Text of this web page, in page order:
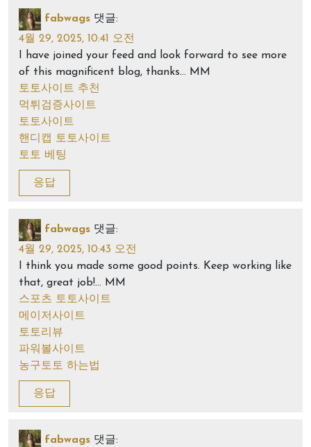
fabwags 댓글:
4월 29, 2025, 10:41 오전
I have joined your feed and look forward to see more
of this magnificent blog, thanks… MM
토토사이트 추천
먹튀검증사이트
토토사이트
핸디캡 토토사이트
토토 베팅
응답
fabwags 댓글:
4월 29, 2025, 10:43 오전
I think you made some good points. Keep working like
that, great job!… MM
스포츠 토토사이트
메이저사이트
토토리뷰
파워볼사이트
농구토토 하는법
응답
fabwags 댓글: